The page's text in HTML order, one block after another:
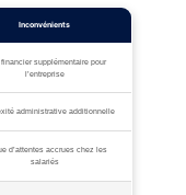
Inconvénients
financier supplémentaire pour
l’entreprise
administrative additionnelle
d’attentes accrues chez les
salariés